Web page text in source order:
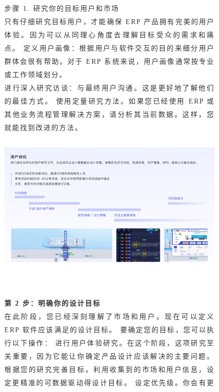
步骤 1. 研究你的目标用户和市场
只有仔细研究目标用户，才能确保 ERP 产品拥有完美的用户
体验。因为可以从同理心角度去理解目标受众的需求和痛
点。 定义用户画像：根据用户与软件交互的目的来细分用户
群体会很有帮助。对于 ERP 系统来说，用户画像通常按专业
或工作领域划分。
进行深入研究访谈：与最终用户沟通。这是更好地了解他们
的最佳方式。 使用定量研究方法。如果您已经使用 ERP 或
其他业务流程管理解决方案，请分析其当前数据。这样，您
就能找到改进的方法。
第 2 步：明确你的设计目标
在此阶段，您已经深刻理解了市场和用户。现在可以定义
ERP 软件应该满足的设计目标。 要确定您的目标，您可以执
行以下操作： 进行用户体验研究。在这个阶段，这项研究至
关重要，因为它能让你确定产品设计应该解决的主要问题。
根据您的研究完善目标。利用收集到的市场和用户信息，设
定更精准的可数据驱动得设计目标。 设定优先级。你会有更